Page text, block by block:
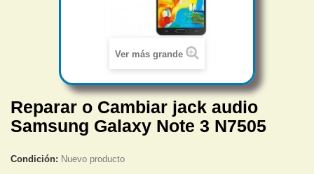
Ver más grande
Reparar o Cambiar jack audio
Samsung Galaxy Note 3 N7505
Condición: Nuevo producto